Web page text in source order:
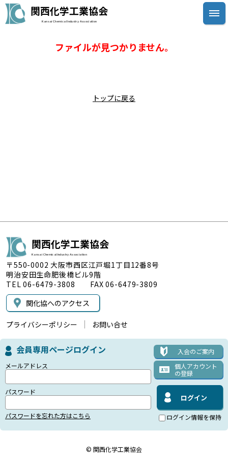
関西化学工業協会
Kansai Chemical Industry Association
ファイルが見つかりません。
トップに戻る
関西化学工業協会
Kansai Chemical Industry Association
〒550-0002 大阪市西区江戸堀1丁目12番8号
明治安田生命肥後橋ビル9階
TEL 06-6479-3808 FAX 06-6479-3809
関化協へのアクセス
プライバシーポリシー お問い合せ
会員専用ページログイン
入会のご案内
個人アカウント
の登録
メールアドレス
パスワード
パスワードを忘れた方はこちら ログイン情報を保持
© 関西化学工業協会